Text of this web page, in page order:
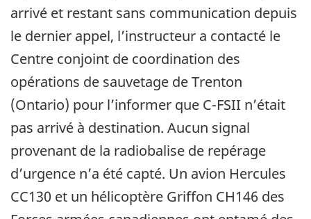
arrivé et restant sans communication depuis
le dernier appel, l’instructeur a contacté le
Centre conjoint de coordination des
opérations de sauvetage de Trenton
(Ontario) pour l’informer que C-FSII n’était
pas arrivé à destination. Aucun signal
provenant de la radiobalise de repérage
d’urgence n’a été capté. Un avion Hercules
CC130 et un hélicoptère Griffon CH146 des